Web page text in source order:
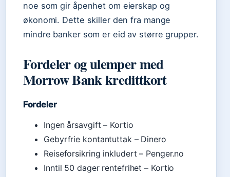
noe som gir åpenhet om eierskap og
økonomi. Dette skiller den fra mange
mindre banker som er eid av større grupper.
Fordeler og ulemper med
Morrow Bank kredittkort
Fordeler
Ingen årsavgift – Kortio
Gebyrfrie kontantuttak – Dinero
Reiseforsikring inkludert – Penger.no
Inntil 50 dager rentefrihet – Kortio